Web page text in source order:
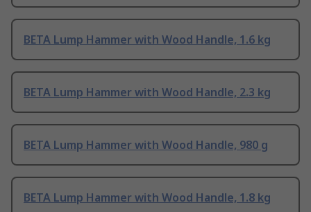
BETA Lump Hammer with Wood Handle, 1.6 kg
BETA Lump Hammer with Wood Handle, 2.3 kg
BETA Lump Hammer with Wood Handle, 980 g
BETA Lump Hammer with Wood Handle, 1.8 kg